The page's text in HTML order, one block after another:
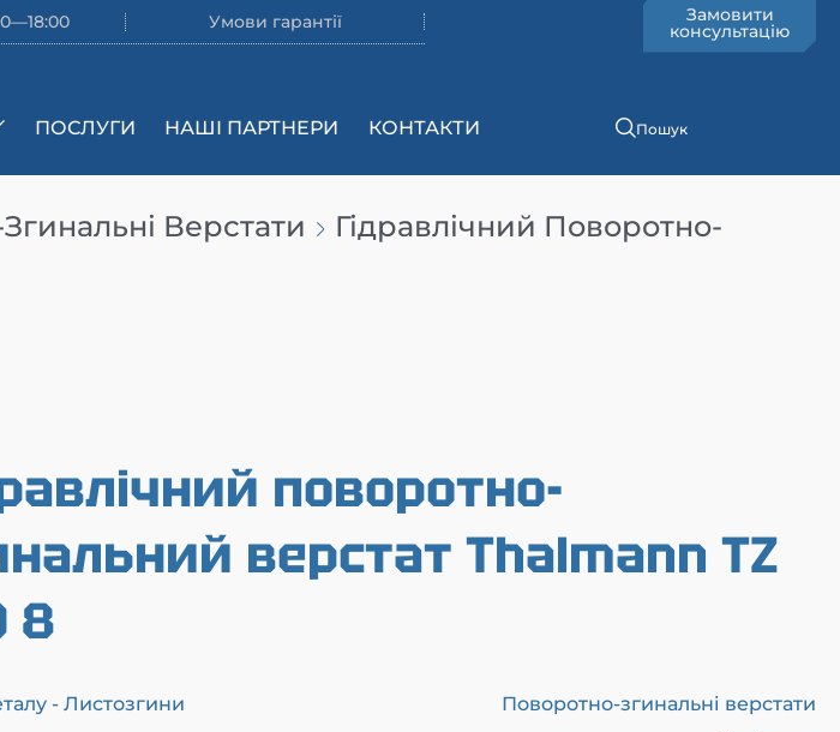
Умови гарантії Замовити
консультацію
ПОСЛУГИ НАШІ ПАРТНЕРИ КОНТАКТИ Пошук
Верстати
Гідравлічний Поворотно-
поворотно-
верстат Thalmann TZ
8
- Листозгини Поворотно-згинальні верстати